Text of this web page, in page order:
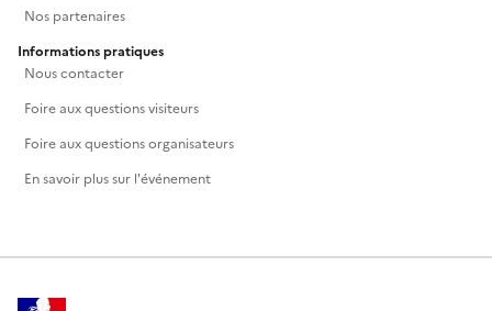
Nos partenaires
Informations pratiques
Nous contacter
Foire aux questions visiteurs
Foire aux questions organisateurs
En savoir plus sur l'événement